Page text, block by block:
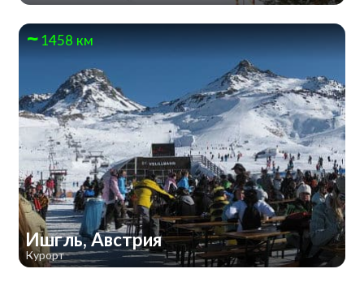
1458 км
Ишгль, Австрия
Курорт